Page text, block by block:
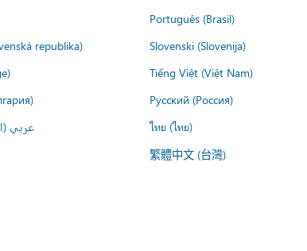
Português (Brasil)
republika) Slovenski (Slovenija)
Tiếng Việt (Việt Nam)
Русский (Россия)
عربي ไทย (ไทย)
繁體中文 (台灣)